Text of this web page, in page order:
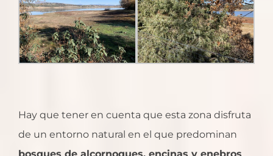
Hay que tener en cuenta que esta zona disfruta
de un entorno natural en el que predominan